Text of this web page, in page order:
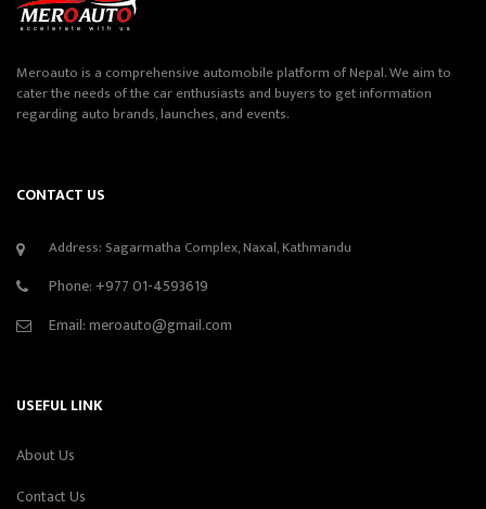
Meroauto is a comprehensive automobile platform of Nepal. We aim to
cater the needs of the car enthusiasts and buyers to get information
regarding auto brands, launches, and events.
CONTACT US
Address: Sagarmatha Complex, Naxal, Kathmandu
Phone: +977 01-4593619
Email:meroauto@gmail.com
USEFUL LINK
About Us
Contact Us